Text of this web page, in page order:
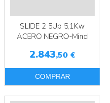
SLIDE 2 5Up 5,1Kw
ACERO NEGRO-Mind
2.843,50 €
COMPRAR
Más info